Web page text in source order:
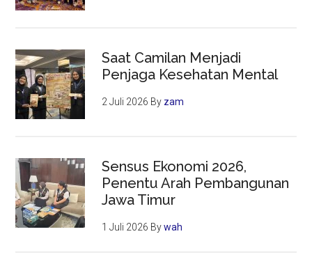
Saat Camilan Menjadi
Penjaga Kesehatan Mental
2 Juli 2026 By zam
Sensus Ekonomi 2026,
Penentu Arah Pembangunan
Jawa Timur
1 Juli 2026 Bywah